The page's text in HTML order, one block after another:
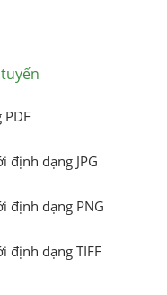
định dạng JPG
định dạng PNG
định dạng TIFF